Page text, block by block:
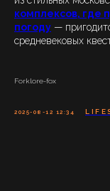
комплексов, где
погоду —
средневековых
Forklore-fox
2025-08-12 12:34